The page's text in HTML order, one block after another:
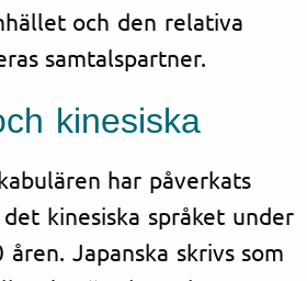
och den relativa
samtalspartner.
kinesiska
har påverkats
kinesiska språket under
Japanska skrivs som